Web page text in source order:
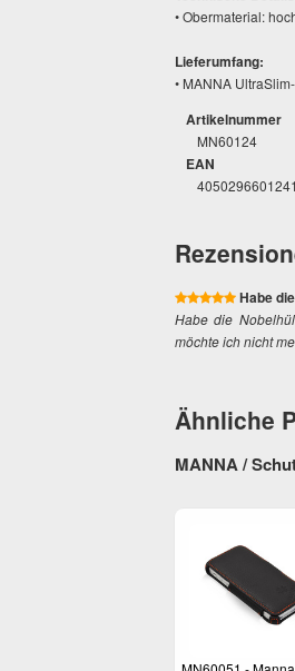
• Obermaterial:
Lieferumfang:
• MANNA
Artikelnummer
MN60124
EAN
Habe
Habe die
möchte ich nicht
Ähnliche
MANNA /